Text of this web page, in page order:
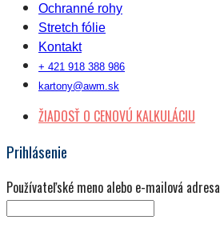
Ochranné rohy
Stretch fólie
Kontakt
+ 421 918 388 986
kartony@awm.sk
ŽIADOSŤ O CENOVÚ KALKULÁCIU
Prihlásenie
Používateľské meno alebo e-mailová adresa